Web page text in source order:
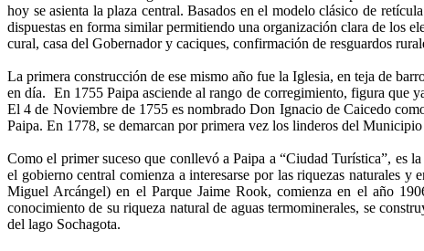
hoy se asienta la plaza central. Basados en el modelo clásico de
dispuestas en forma similar permitiendo una organización clara de los
cural, casa del Gobernador y caciques, confirmación de resguardos
La primera construcción de ese mismo año fue la Iglesia, en teja de
en día. En 1755 Paipa asciende al rango de corregimiento, figura que
El 4 de Noviembre de 1755 es nombrado Don Ignacio de Caicedo
Paipa. En 1778, se demarcan por primera vez los linderos del
Como el primer suceso que conllevó a Paipa a “Ciudad Turística”, es
el gobierno central comienza a interesarse por las riquezas naturales
Miguel Arcángel) en el Parque Jaime Rook, comienza en el año
conocimiento de su riqueza natural de aguas termominerales, se
del lago Sochagota.